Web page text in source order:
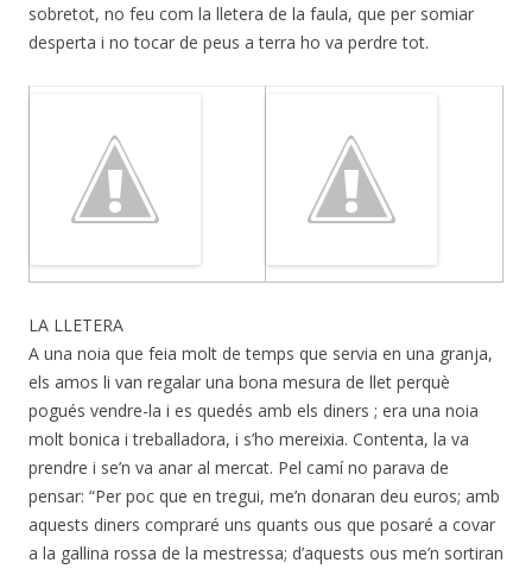
sobretot, no feu com la lletera de la faula, que per somiar
desperta i no tocar de peus a terra ho va perdre tot.
LA LLETERA
A una noia que feia molt de temps que servia en una granja,
els amos li van regalar una bona mesura de llet perquè
pogués vendre-la i es quedés amb els diners ; era una noia
molt bonica i treballadora, i s’ho mereixia. Contenta, la va
prendre i se’n va anar al mercat. Pel camí no parava de
pensar: “Per poc que en tregui, me’n donaran deu euros; amb
aquests diners compraré uns quants ous que posaré a covar
a la gallina rossa de la mestressa; d’aquests ous me’n sortiran